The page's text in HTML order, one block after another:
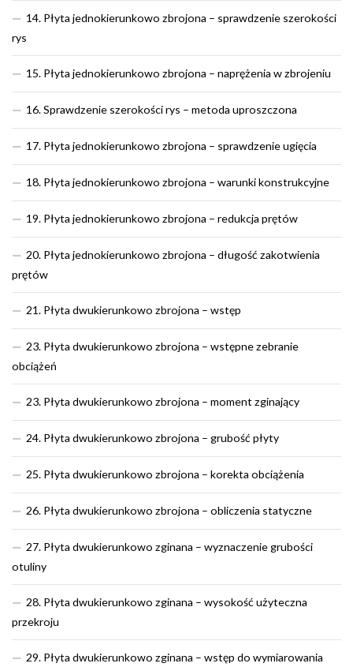
14. Płyta jednokierunkowo zbrojona – sprawdzenie szerokości
rys
15. Płyta jednokierunkowo zbrojona – naprężenia w zbrojeniu
16. Sprawdzenie szerokości rys – metoda uproszczona
17. Płyta jednokierunkowo zbrojona – sprawdzenie ugięcia
18. Płyta jednokierunkowo zbrojona – warunki konstrukcyjne
19. Płyta jednokierunkowo zbrojona – redukcja prętów
20. Płyta jednokierunkowo zbrojona – długość zakotwienia
prętów
21. Płyta dwukierunkowo zbrojona – wstęp
23. Płyta dwukierunkowo zbrojona – wstępne zebranie
obciążeń
23. Płyta dwukierunkowo zbrojona – moment zginający
24. Płyta dwukierunkowo zbrojona – grubość płyty
25. Płyta dwukierunkowo zbrojona – korekta obciążenia
26. Płyta dwukierunkowo zbrojona – obliczenia statyczne
27. Płyta dwukierunkowo zginana – wyznaczenie grubości
otuliny
28. Płyta dwukierunkowo zginana – wysokość użyteczna
przekroju
29. Płyta dwukierunkowo zginana – wstęp do wymiarowania